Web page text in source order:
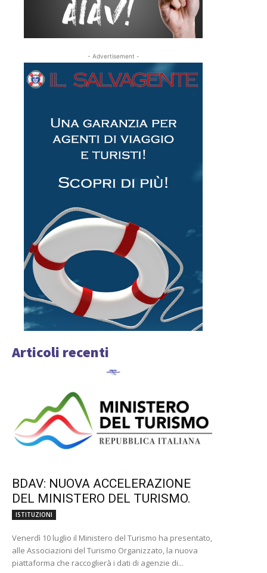
- Advertisement -
Articoli recenti
BDAV: NUOVA ACCELERAZIONE
DEL MINISTERO DEL TURISMO.
ISTITUZIONI
Venerdì 10 luglio il Ministero del Turismo ha presentato,
alle Associazioni del Turismo Organizzato, la nuova
piattaforma che raccoglierà i dati di agenzie di...